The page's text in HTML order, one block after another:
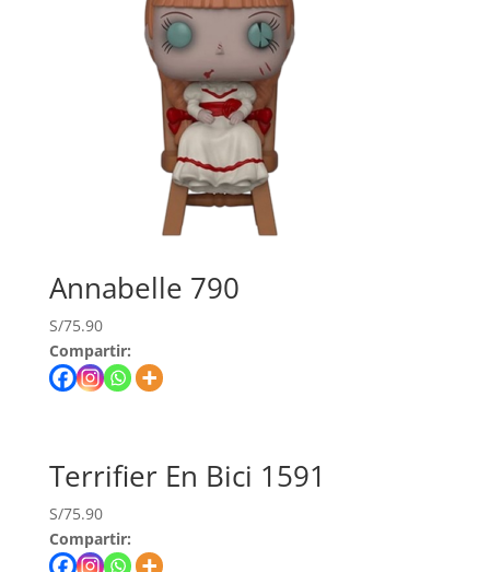
Annabelle 790
S/75.90
Compartir:
Terrifier En Bici 1591
S/75.90
Compartir: